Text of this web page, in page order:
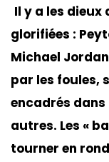
Il y a les dieux
glorifiées :
Michael
par les foules,
encadrés dans
autres. Les «
tourner en